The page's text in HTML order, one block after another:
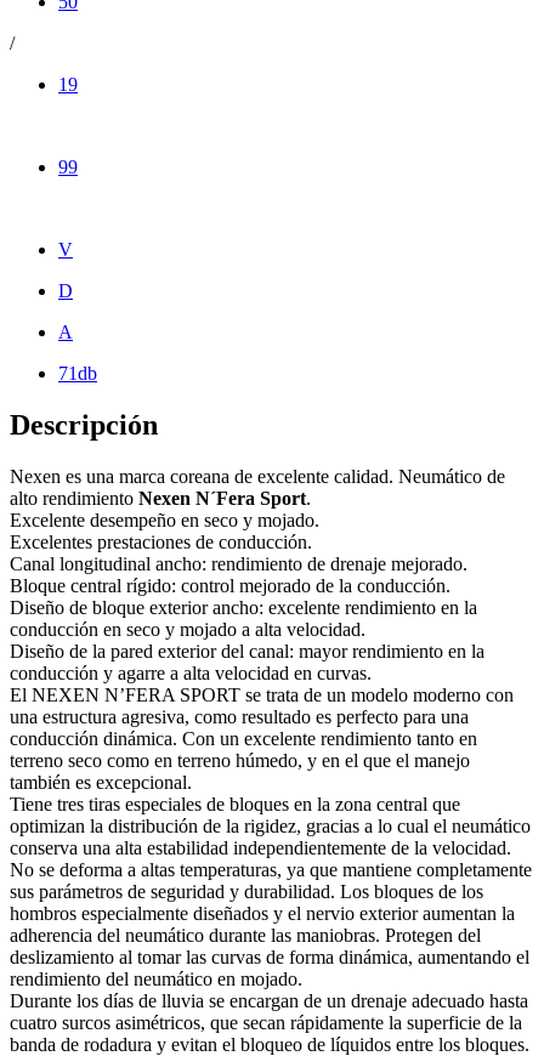
/
19
99
V
D
A
71db
Descripción
Nexen es una marca coreana de excelente calidad. Neumático de
alto rendimiento Nexen N´Fera Sport.
Excelente desempeño en seco y mojado.
Excelentes prestaciones de conducción.
Canal longitudinal ancho: rendimiento de drenaje mejorado.
Bloque central rígido: control mejorado de la conducción.
Diseño de bloque exterior ancho: excelente rendimiento en la
conducción en seco y mojado a alta velocidad.
Diseño de la pared exterior del canal: mayor rendimiento en la
conducción y agarre a alta velocidad en curvas.
El NEXEN N’FERA SPORT se trata de un modelo moderno con
una estructura agresiva, como resultado es perfecto para una
conducción dinámica. Con un excelente rendimiento tanto en
terreno seco como en terreno húmedo, y en el que el manejo
también es excepcional.
Tiene tres tiras especiales de bloques en la zona central que
optimizan la distribución de la rigidez, gracias a lo cual el neumático
conserva una alta estabilidad independientemente de la velocidad.
No se deforma a altas temperaturas, ya que mantiene completamente
sus parámetros de seguridad y durabilidad. Los bloques de los
hombros especialmente diseñados y el nervio exterior aumentan la
adherencia del neumático durante las maniobras. Protegen del
deslizamiento al tomar las curvas de forma dinámica, aumentando el
rendimiento del neumático en mojado.
Durante los días de lluvia se encargan de un drenaje adecuado hasta
cuatro surcos asimétricos, que secan rápidamente la superficie de la
banda de rodadura y evitan el bloqueo de líquidos entre los bloques.